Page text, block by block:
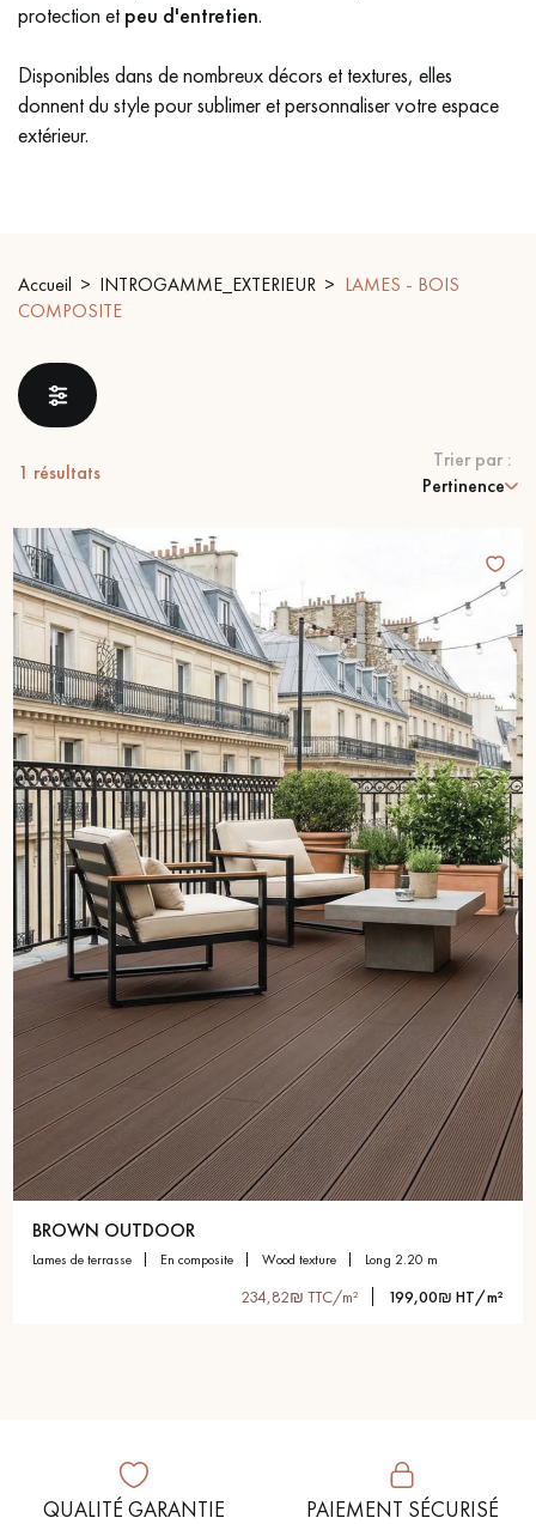
Nos conseillers sont disponibles au
09-8899140
pas dans le choix et la pose de votre parquet.
Un expert Décoplus Parquets vous appelle
Demandez un rendez-vous personnalisé
Obtenez un devis gratuit !
protection et peu d'entretien.
Disponibles dans de nombreux décors et textures, elles
donnent du style pour sublimer et personnaliser votre espace
extérieur.
Accueil INTROGAMME_EXTERIEUR
LAMES - BOIS
COMPOSITE
1 résultats
Trier par :
Pertinence
BROWN OUTDOOR
lames de terrasse en composite wood texture long 2.20 m
234,82₪ TTC/m² 199,00₪ HT/m²
QUALITÉ GARANTIE PAIEMENT SÉCURISÉ